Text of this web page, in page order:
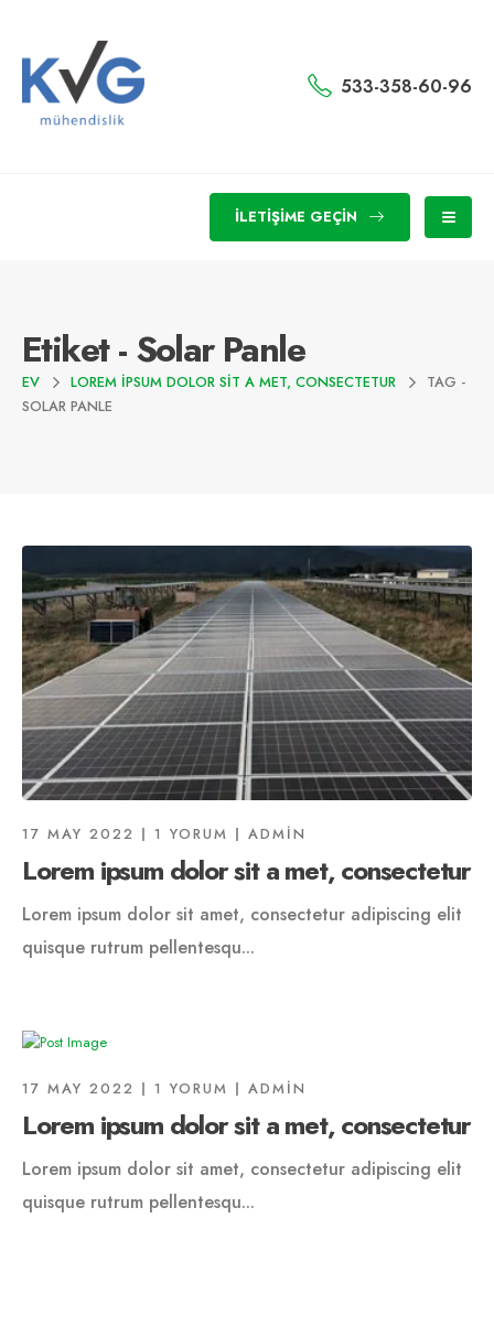
533-358-60-96
İLETIŞIME GEÇIN
Etiket - Solar Panle
EV LOREM IPSUM DOLOR SIT A MET, CONSECTETUR
TAG -
SOLAR PANLE
17 MAY 2022 1 YORUM ADMIN
Lorem ipsum dolor sit a met, consectetur
Lorem ipsum dolor sit amet, consectetur adipiscing elit
quisque rutrum pellentesqu...
17 MAY 2022 1 YORUM ADMIN
Lorem ipsum dolor sit a met, consectetur
Lorem ipsum dolor sit amet, consectetur adipiscing elit
quisque rutrum pellentesqu...